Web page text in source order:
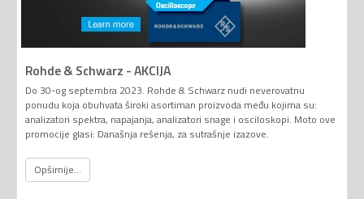
Rohde & Schwarz - AKCIJA
Do 30-og septembra 2023. Rohde & Schwarz nudi neverovatnu
ponudu koja obuhvata široki asortiman proizvoda među kojima su:
analizatori spektra, napajanja, analizatori snage i osciloskopi. Moto ove
promocije glasi: Današnja rešenja, za sutrašnje izazove.
Opširnije...